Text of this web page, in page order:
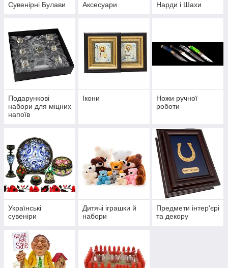
Сувенірні Булави Аксесуари Нарди і Шахи
Подарункові
набори для міцних
напоїв
Ікони
Ножи ручної
роботи
Українські
сувеніри
Дитячі іграшки й
набори
Предмети інтер'єрі
та декору